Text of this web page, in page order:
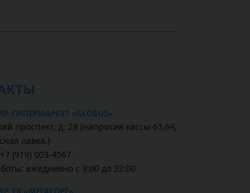
ГИПЕРМАРКЕТ «GLOBUS»
проспект, д. 28 (напротив кассы 63,64,
лавка.)
(919) 003-4567
ежедневно с 9:00 до 22:00